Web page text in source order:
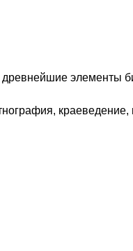
древнейшие элементы